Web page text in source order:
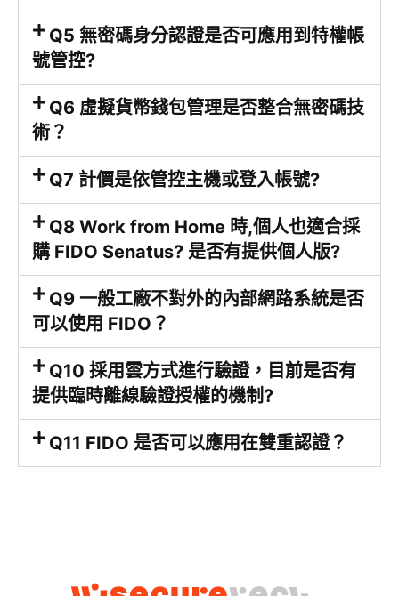
Q5 無密碼身分認證是否可應用到特權帳
號管控?
Q6 虛擬貨幣錢包管理是否整合無密碼技
術？
Q7 計價是依管控主機或登入帳號?
Q8 Work from Home 時,個人也適合採
購 FIDO Senatus? 是否有提供個人版?
Q9 一般工廠不對外的內部網路系統是否
可以使用 FIDO？
Q10 採用雲方式進行驗證，目前是否有
提供臨時離線驗證授權的機制?
Q11 FIDO 是否可以應用在雙重認證？